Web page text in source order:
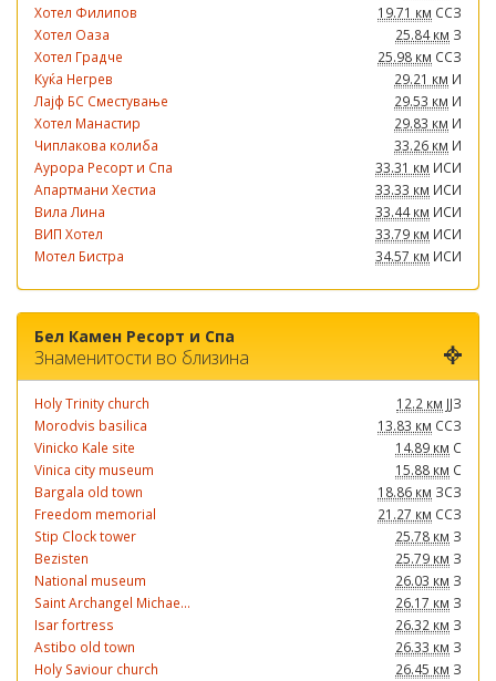
Хотел Филипов
19.71 км ССЗ
Хотел Оаза
25.84 км З
Хотел Градче
25.98 км ССЗ
Куќа Негрев
29.21 км И
Лајф БС Сместување
29.53 км И
Хотел Манастир
29.83 км И
Чиплакова колиба
33.26 км И
Аурора Ресорт и Спа
33.31 км ИСИ
Апартмани Хестиа
33.33 км ИСИ
Вила Лина
33.44 км ИСИ
ВИП Хотел
33.79 км ИСИ
Мотел Бистра
34.57 км ИСИ
Бел Камен Ресорт и Спа
Знаменитости во близина
Holy Trinity church 12.2 км ЈЈЗ
Morodvis basilica
13.83 км ССЗ
Vinicko Kale site
14.89 км С
Vinica city museum
15.88 км С
Bargala old town
18.86 км ЗСЗ
Freedom memorial
21.27 км ССЗ
Stip Clock tower
25.78 км З
Bezisten
25.79 км З
National museum
26.03 км З
Saint Archangel Michae...
26.17 км З
Isar fortress
26.32 км З
Astibo old town
26.33 км З
Holy Saviour church
26.45 км З